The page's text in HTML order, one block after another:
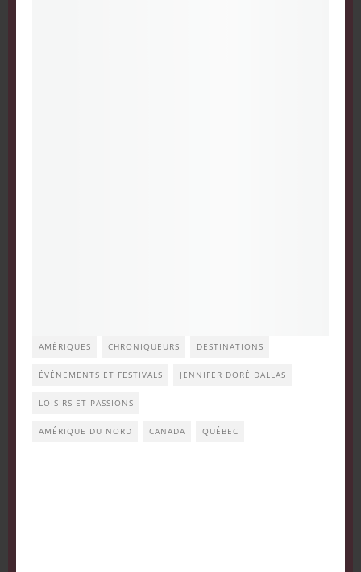
AMÉRIQUES CHRONIQUEURS DESTINATIONS
ÉVÉNEMENTS ET FESTIVALS JENNIFER DORÉ DALLAS
LOISIRS ET PASSIONS
AMÉRIQUE DU NORD CANADA QUÉBEC